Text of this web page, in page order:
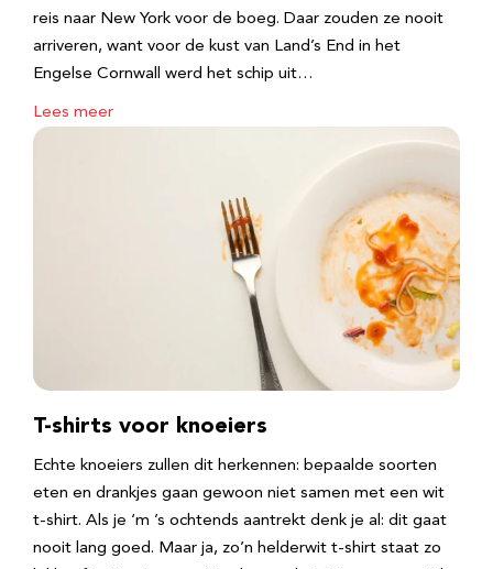
reis naar New York voor de boeg. Daar zouden ze nooit
arriveren, want voor de kust van Land’s End in het
Engelse Cornwall werd het schip uit…
Lees meer
T-shirts voor knoeiers
Echte knoeiers zullen dit herkennen: bepaalde soorten
eten en drankjes gaan gewoon niet samen met een wit
t-shirt. Als je ‘m ’s ochtends aantrekt denk je al: dit gaat
nooit lang goed. Maar ja, zo’n helderwit t-shirt staat zo